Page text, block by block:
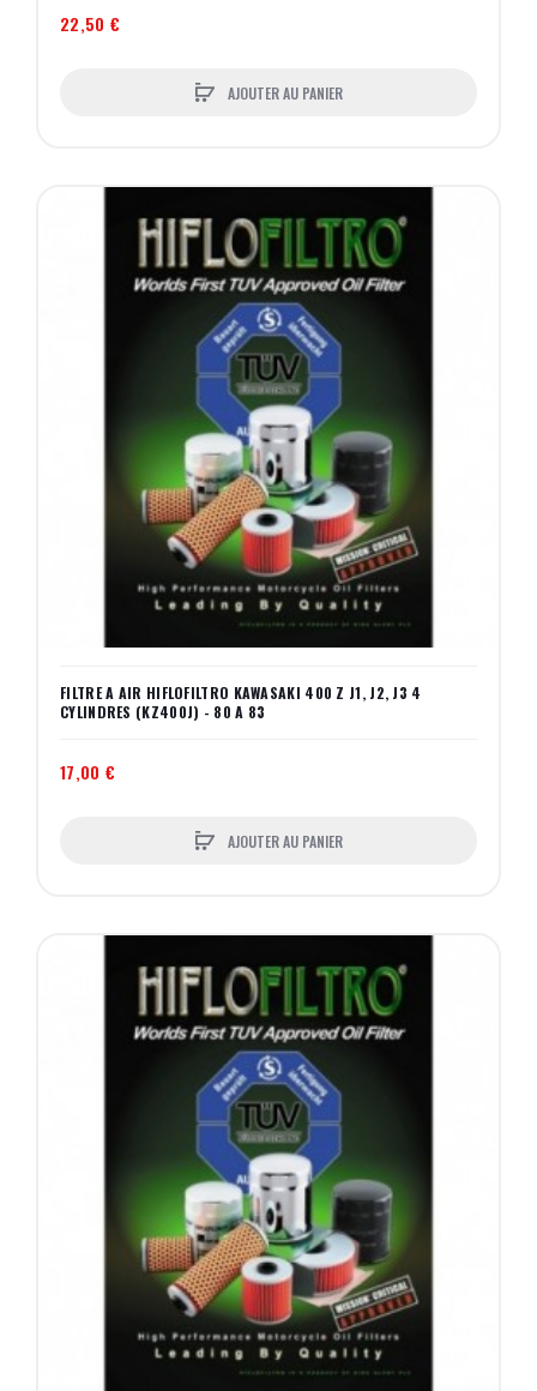
22,50 €
AJOUTER AU PANIER
FILTRE A AIR HIFLOFILTRO KAWASAKI 400 Z J1, J2, J3 4
CYLINDRES (KZ400J) - 80 A 83
17,00 €
AJOUTER AU PANIER